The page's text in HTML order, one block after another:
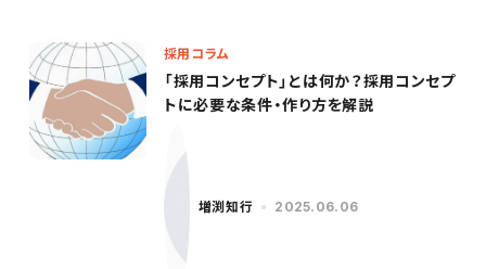
採用コラム
「採用コンセプト」とは何か？採用コンセプ
トに必要な条件・作り方を解説
増渕知行 2025.06.06